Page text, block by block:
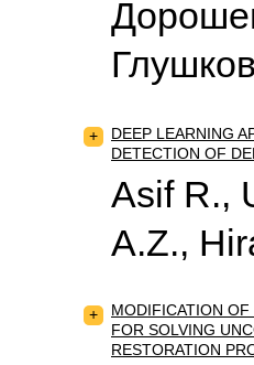
+
DEEP LEARNING
DETECTION OF
Asif R.,
A.Z.,
+
MODIFICATION
FOR SOLVING
RESTORATION